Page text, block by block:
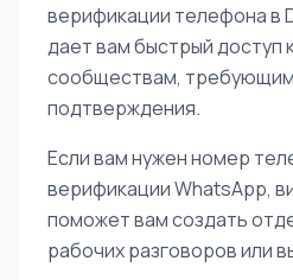
верификации телефона в
дает вам быстрый доступ
сообществам,
подтверждения.
Если вам нужен номер
верификации WhatsApp,
поможет вам создать
рабочих разговоров или